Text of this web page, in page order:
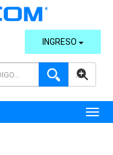
AVANZADA
INGRESO